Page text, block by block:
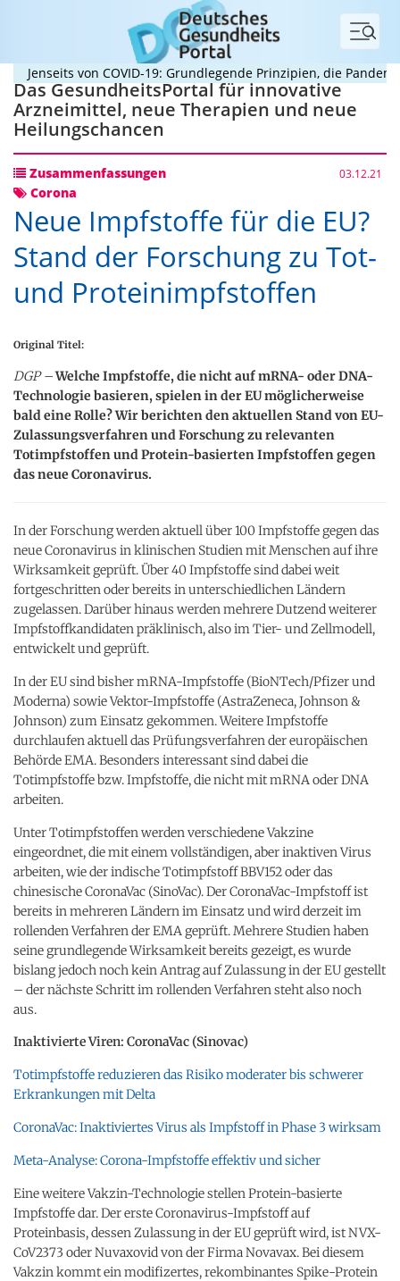
Menü
Jenseits von COVID-19: Grundlegende Prinzipien, die Pandemien
Das GesundheitsPortal für innovative
Arzneimittel, neue Therapien und neue
Heilungschancen
Zusammenfassungen 03.12.21
Corona
Neue Impfstoffe für die EU?
Stand der Forschung zu Tot-
und Proteinimpfstoffen
Original Titel:
DGP –Welche Impfstoffe, die nicht auf mRNA- oder DNA-
Technologie basieren, spielen in der EU möglicherweise
bald eine Rolle? Wir berichten den aktuellen Stand von EU-
Zulassungsverfahren und Forschung zu relevanten
Totimpfstoffen und Protein-basierten Impfstoffen gegen
das neue Coronavirus.
In der Forschung werden aktuell über 100 Impfstoffe gegen das
neue Coronavirus in klinischen Studien mit Menschen auf ihre
Wirksamkeit geprüft. Über 40 Impfstoffe sind dabei weit
fortgeschritten oder bereits in unterschiedlichen Ländern
zugelassen. Darüber hinaus werden mehrere Dutzend weiterer
Impfstoffkandidaten präklinisch, also im Tier- und Zellmodell,
entwickelt und geprüft.
In der EU sind bisher mRNA-Impfstoffe (BioNTech/Pfizer und
Moderna) sowie Vektor-Impfstoffe (AstraZeneca, Johnson &
Johnson) zum Einsatz gekommen. Weitere Impfstoffe
durchlaufen aktuell das Prüfungsverfahren der europäischen
Behörde EMA. Besonders interessant sind dabei die
Totimpfstoffe bzw. Impfstoffe, die nicht mit mRNA oder DNA
arbeiten.
Unter Totimpfstoffen werden verschiedene Vakzine
eingeordnet, die mit einem vollständigen, aber inaktiven Virus
arbeiten, wie der indische Totimpfstoff BBV152 oder das
chinesische CoronaVac (SinoVac). Der CoronaVac-Impfstoff ist
bereits in mehreren Ländern im Einsatz und wird derzeit im
rollenden Verfahren der EMA geprüft. Mehrere Studien haben
seine grundlegende Wirksamkeit bereits gezeigt, es wurde
bislang jedoch noch kein Antrag auf Zulassung in der EU gestellt
– der nächste Schritt im rollenden Verfahren steht also noch
aus.
Inaktivierte Viren: CoronaVac (Sinovac)
Totimpfstoffe reduzieren das Risiko moderater bis schwerer
Erkrankungen mit Delta
CoronaVac: Inaktiviertes Virus als Impfstoff in Phase 3 wirksam
Meta-Analyse: Corona-Impfstoffe effektiv und sicher
Eine weitere Vakzin-Technologie stellen Protein-basierte
Impfstoffe dar. Der erste Coronavirus-Impfstoff auf
Proteinbasis, dessen Zulassung in der EU geprüft wird, ist NVX-
CoV2373 oder Nuvaxovid von der Firma Novavax. Bei diesem
Vakzin kommt ein modifizertes, rekombinantes Spike-Protein